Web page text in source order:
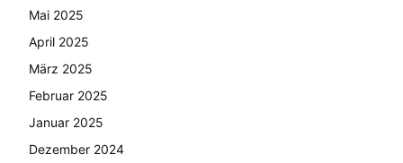
Mai 2025
April 2025
März 2025
Februar 2025
Januar 2025
Dezember 2024